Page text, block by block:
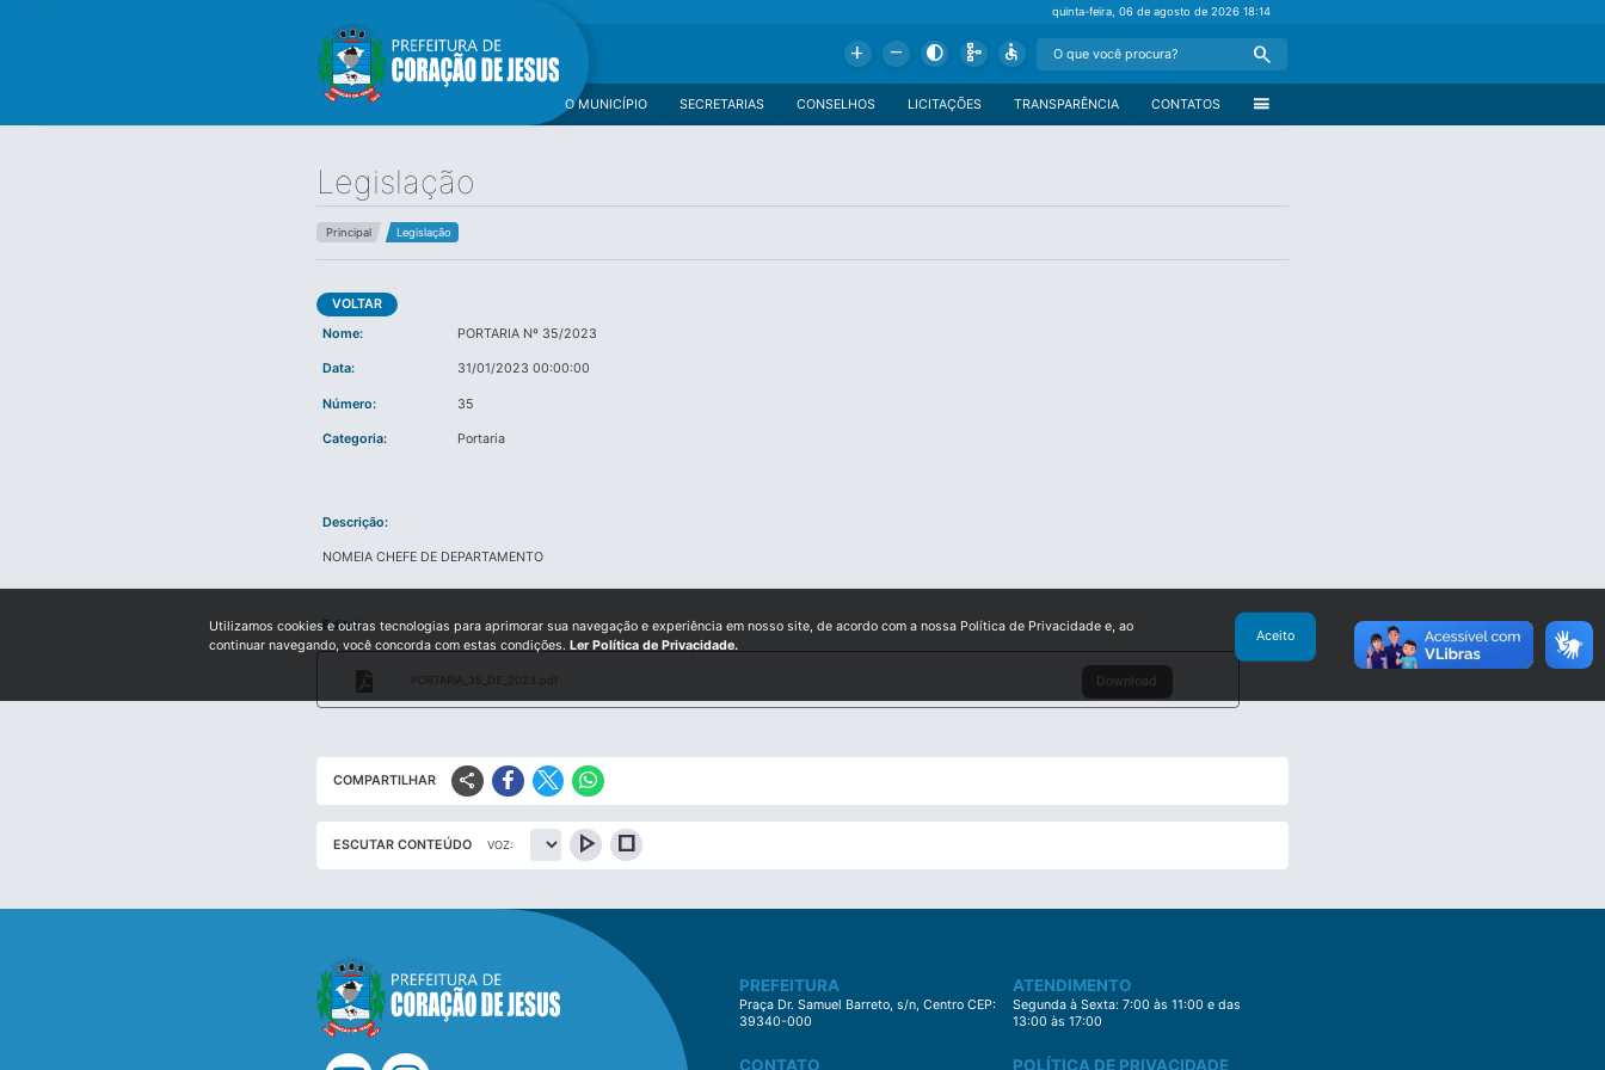
quinta-feira, 06 de agosto de 202618:14
Add Remove Contrast Schema Accessible Search
menu
CONTATOS
TRANSPARÊNCIA
LICITAÇÕES
CONSELHOS
SECRETARIAS
O MUNICÍPIO
Legislação
Principal Legislação
VOLTAR
Nome:
PORTARIA Nº 35/2023
Data: 31/01/2023 00:00:00
Número: 35
Categoria: Portaria
Descrição:
NOMEIA CHEFE DE DEPARTAMENTO
Edital:
PORTARIA_35_DE_2023.pdf Download
COMPARTILHAR share
ESCUTAR CONTEÚDO VOZ: play_arrow stop
PREFEITURA
Praça Dr. Samuel Barreto, s/n, Centro CEP:
39340-000
ATENDIMENTO
Segunda à Sexta: 7:00 às 11:00 e das
13:00 às 17:00
CONTATO POLÍTICA DE PRIVACIDADE
Utilizamos cookies e outras tecnologias para aprimorar sua navegação e experiência em nosso site, de acordo com a nossa Política de Privacidade e, ao
continuar navegando, você concorda com estas condições. Ler Política de Privacidade.
Aceito